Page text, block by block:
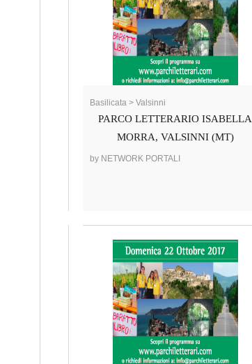
Basilicata > Valsinni
PARCO LETTERARIO ISABELLA
MORRA, VALSINNI (MT)
by NETWORK PORTALI